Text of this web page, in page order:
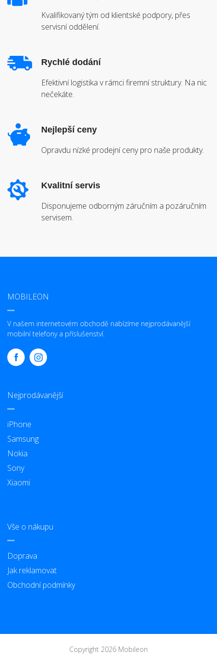
Kvalifikovaný tým od klientské podpory, přes
servisní oddělení.
Rychlé dodání
Efektivní logistika v rámci firemní struktury. Na nic
nečekáte.
Nejlepší ceny
Opravdu nízké prodejní ceny pro naše produkty.
Kvalitní servis
Disponujeme odborným záručním a pozáručním
servisem.
MOBILEON
V našem internetovém obchodě nabízíme nejprodávanější
mobilní telefony a příslušenství.
Nejprodávanější
iPhone
Samsung
Nokia
Sony
Xiaomi
Vše o nákupu
Doprava
Jak reklamovat
Obchodní podmínky
Copyright 2026 Mobileon